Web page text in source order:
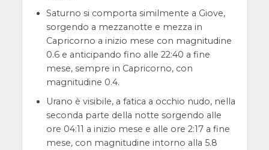
Saturno si comporta similmente a Giove,
sorgendo a mezzanotte e mezza in
Capricorno a inizio mese con magnitudine
0.6 e anticipando fino alle 22:40 a fine
mese, sempre in Capricorno, con
magnitudine 0.4.
Urano è visibile, a fatica a occhio nudo, nella
seconda parte della notte sorgendo alle
ore 04:11 a inizio mese e alle ore 2:17 a fine
mese, con magnitudine intorno alla 5.8